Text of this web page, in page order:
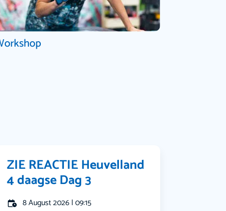
ZIE REACTIE Heuvelland
4 daagse Dag 3
8 August 2026 | 09:15